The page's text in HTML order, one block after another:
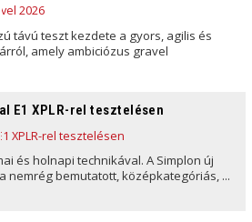
távú teszt kezdete a gyors, agilis és
amely ambiciózus gravel
E1 XPLR-rel tesztelésen
és holnapi technikával. A Simplon új
nemrég bemutatott, középkategóriás, ...